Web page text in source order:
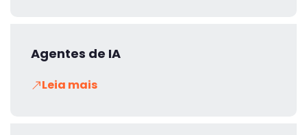
Agentes de IA
Leia mais